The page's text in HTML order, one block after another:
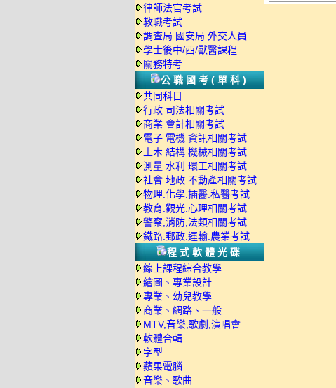
律師法官考試
教職考試
調查局.國安局.外交人員
學士後中/西/獸醫課程
關務特考
公職國考(單科)
共同科目
行政.司法相關考試
商業.會計相關考試
電子.電機.資訊相關考試
土木.結構.機械相關考試
測量.水利.環工相關考試
社會.地政.不動產相關考試
物理.化學.插醫.私醫考試
教育.觀光.心理相關考試
警察,消防,法類相關考試
鐵路.郵政.運輸.農業考試
程式軟體光碟
線上課程綜合教學
繪圖、專業設計
專業、幼兒教學
商業、網路、一般
MTV,音樂,歌劇,演唱會
軟體合輯
字型
蘋果電腦
音樂、歌曲